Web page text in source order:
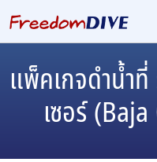
แพ็คเกจดำน้ำ
เซอร์